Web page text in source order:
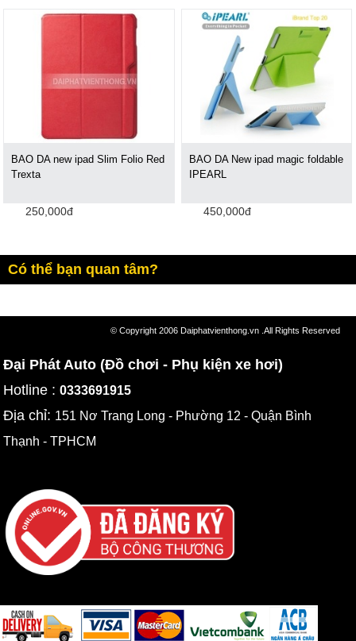
BAO DA new ipad Slim Folio Red
Trexta
250,000đ
BAO DA New ipad magic foldable
IPEARL
450,000đ
Có thể bạn quan tâm?
© Copyright 2006 Daiphatvienthong.vn .All Rights Reserved
Đại Phát Auto (Đồ chơi - Phụ kiện xe hơi)
Hotline :0333691915
Địa chỉ: 151 Nơ Trang Long - Phường 12 - Quận Bình
Thạnh - TPHCM